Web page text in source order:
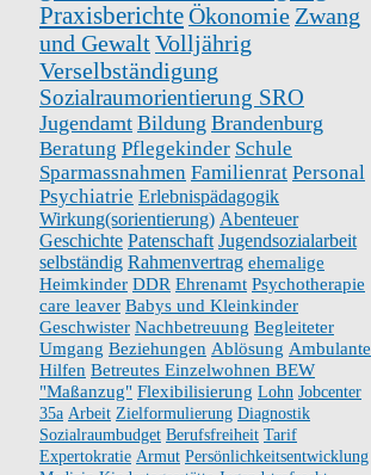
PraxisberichteÖkonomie Zwang
und GewaltVolljährig
Verselbständigung
Sozialraumorientierung SRO
Jugendamt Bildung Brandenburg
Beratung Pflegekinder Schule
Sparmassnahmen Familienrat Personal
Psychiatrie Erlebnispädagogik
Wirkung(sorientierung) Abenteuer
Geschichte Patenschaft Jugendsozialarbeit
selbständig Rahmenvertrag ehemalige
Heimkinder DDR Ehrenamt Psychotherapie
care leaver Babys und Kleinkinder
Geschwister Nachbetreuung Begleiteter
Umgang Beziehungen Ablösung Ambulante
Hilfen Betreutes Einzelwohnen BEW
"Maßanzug" Flexibilisierung Lohn Jobcenter
35a Arbeit Zielformulierung Diagnostik
Sozialraumbudget Berufsfreiheit Tarif
Expertokratie Armut Persönlichkeitsentwicklung